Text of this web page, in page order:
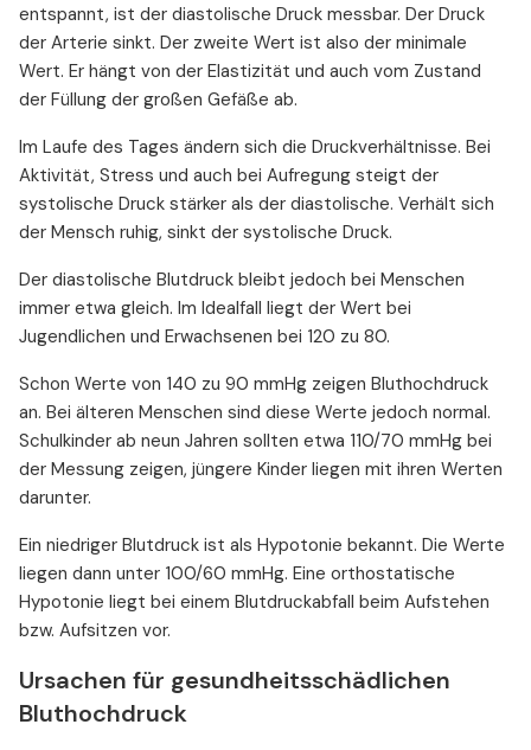
entspannt, ist der diastolische Druck messbar. Der Druck
der Arterie sinkt. Der zweite Wert ist also der minimale
Wert. Er hängt von der Elastizität und auch vom Zustand
der Füllung der großen Gefäße ab.
Im Laufe des Tages ändern sich die Druckverhältnisse. Bei
Aktivität, Stress und auch bei Aufregung steigt der
systolische Druck stärker als der diastolische. Verhält sich
der Mensch ruhig, sinkt der systolische Druck.
Der diastolische Blutdruck bleibt jedoch bei Menschen
immer etwa gleich. Im Idealfall liegt der Wert bei
Jugendlichen und Erwachsenen bei 120 zu 80.
Schon Werte von 140 zu 90 mmHg zeigen Bluthochdruck
an. Bei älteren Menschen sind diese Werte jedoch normal.
Schulkinder ab neun Jahren sollten etwa 110/70 mmHg bei
der Messung zeigen, jüngere Kinder liegen mit ihren Werten
darunter.
Ein niedriger Blutdruck ist als Hypotonie bekannt. Die Werte
liegen dann unter 100/60 mmHg. Eine orthostatische
Hypotonie liegt bei einem Blutdruckabfall beim Aufstehen
bzw. Aufsitzen vor.
Ursachen für gesundheitsschädlichen
Bluthochdruck